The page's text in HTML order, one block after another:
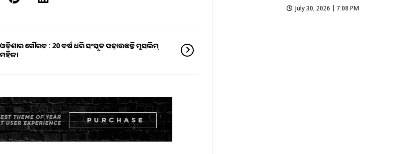
ଓଡ଼ିଶାର ଗୌରବ : 20 ବର୍ଷ ଧରି ସଂସ୍କୃତ ପଢ଼ାଉଛନ୍ତି ମୁସଲିମ୍
ମହିଳା
July 30, 2026 | 7:08 PM